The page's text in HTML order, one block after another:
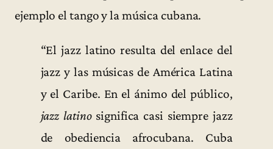
ejemplo el tango y la música cubana.
“El jazz latino resulta del enlace del
jazz y las músicas de América Latina
y el Caribe. En el ánimo del público,
jazz latinosignifica casi siempre jazz
de obediencia afrocubana. Cuba